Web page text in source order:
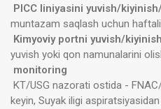
PICC liniyasini yuvish/
muntazam saqlash uchun
Kimyoviy portni yuvish/
yuvish yoki qon namunalarini
monitoring
KT/USG nazorati ostida -
keyin, Suyak iligi